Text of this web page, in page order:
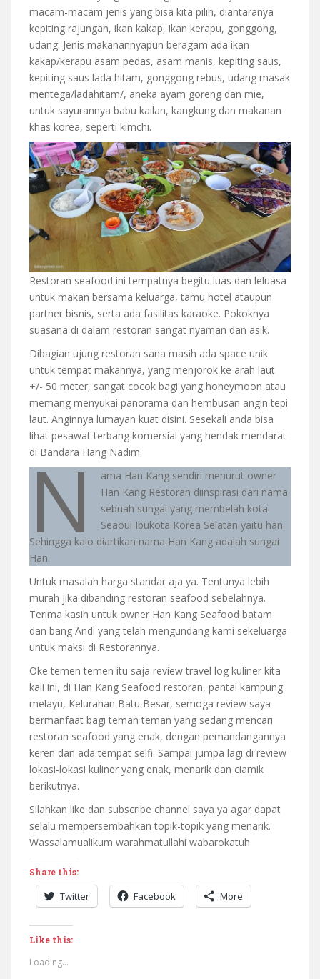
macam-macam jenis yang bisa kita pilih, diantaranya
kepiting rajungan, ikan kakap, ikan kerapu, gonggong,
udang. Jenis makanannyapun beragam ada ikan
kakap/kerapu asam pedas, asam manis, kepiting saus,
kepiting saus lada hitam, gonggong rebus, udang masak
mentega/ladahitam/, aneka ayam goreng dan mie,
untuk sayurannya babu kailan, kangkung dan makanan
khas korea, seperti kimchi.
Restoran seafood ini tempatnya begitu luas dan leluasa
untuk makan bersama keluarga, tamu hotel ataupun
partner bisnis, serta ada fasilitas karaoke. Pokoknya
suasana di dalam restoran sangat nyaman dan asik.
Dibagian ujung restoran sana masih ada space unik
untuk tempat makannya, yang menjorok ke arah laut
+/- 50 meter, sangat cocok bagi yang honeymoon atau
memang menyukai panorama dan hembusan angin tepi
laut. Anginnya lumayan kuat disini. Sesekali anda bisa
lihat pesawat terbang komersial yang hendak mendarat
di Bandara Hang Nadim.
N
ama Han Kang sendiri menurut owner
Han Kang Restoran diinspirasi dari nama
sebuah sungai yang membelah kota
Seaoul Ibukota Korea Selatan yaitu han.
Sehingga kalo diartikan nama Han Kang adalah sungai
Han.
Untuk masalah harga standar aja ya. Tentunya lebih
murah jika dibanding restoran seafood sebelahnya.
Terima kasih untuk owner Han Kang Seafood batam
dan bang Andi yang telah mengundang kami sekeluarga
untuk maksi di Restorannya.
Oke temen temen itu saja review travel log kuliner kita
kali ini, di Han Kang Seafood restoran, pantai kampung
melayu, Kelurahan Batu Besar, semoga review saya
bermanfaat bagi teman teman yang sedang mencari
restoran seafood yang enak, dengan pemandangannya
keren dan ada tempat selfi. Sampai jumpa lagi di review
lokasi-lokasi kuliner yang enak, menarik dan ciamik
berikutnya.
Silahkan like dan subscribe channel saya ya agar dapat
selalu mempersembahkan topik-topik yang menarik.
Wassalamualikum warahmatullahi wabarokatuh
Share this:
Twitter Facebook More
Like this:
Loading...